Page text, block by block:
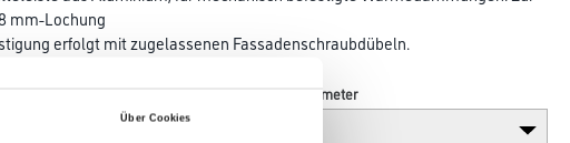
Über Cookies
mm-Lochung
erfolgt mit zugelassenen Fassadenschraubdübeln.
Breite in centimeter